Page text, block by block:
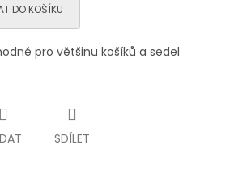
DO KOŠÍKU
pro většinu košíků a sedel
SDÍLET